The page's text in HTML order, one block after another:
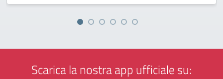
Scarica la nostra app ufficiale su: